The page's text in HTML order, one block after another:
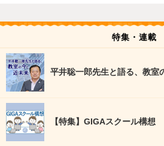
特集・連載
平井聡一郎先生と語る、教室
【特集】GIGAスクール構想